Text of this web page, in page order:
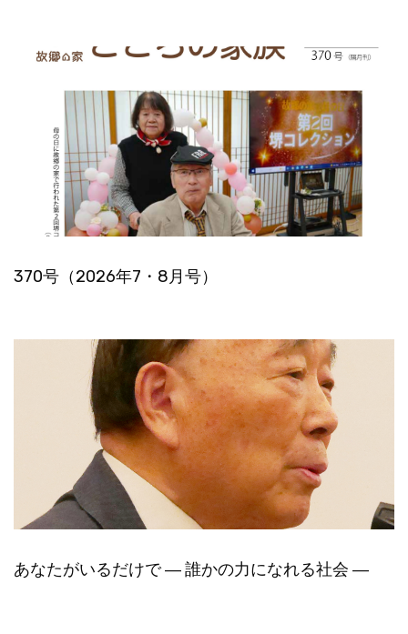
370号（2026年7・8月号）
あなたがいるだけで ― 誰かの力になれる社会 ―